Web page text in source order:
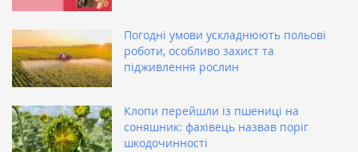
Погодні умови ускладнюють польові
роботи, особливо захист та
підживлення рослин
Клопи перейшли із пшениці на
соняшник: фахівець назвав поріг
шкодочинності